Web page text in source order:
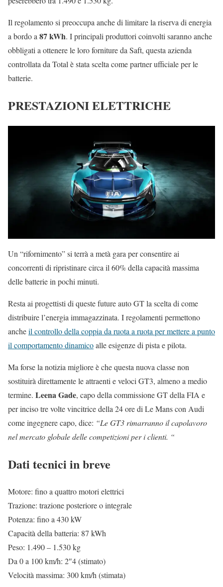
Il regolamento si preoccupa anche di limitare la riserva di energia
a bordo a 87 kWh. I principali produttori coinvolti saranno anche
obbligati a ottenere le loro forniture da Saft, questa azienda
controllata da Total è stata scelta come partner ufficiale per le
batterie.
PRESTAZIONI ELETTRICHE
Un “rifornimento” si terrà a metà gara per consentire ai
concorrenti di ripristinare circa il 60% della capacità massima
delle batterie in pochi minuti.
Resta ai progettisti di queste future auto GT la scelta di come
distribuire l’energia immagazzinata. I regolamenti permettono
ancheil controllo della coppia da ruota a ruota per mettere a punto
il comportamento dinamicoalle esigenze di pista e pilota.
Ma forse la notizia migliore è che questa nuova classe non
sostituirà direttamente le attraenti e veloci GT3, almeno a medio
termine. Leena Gade, capo della commissione GT della FIA e
per inciso tre volte vincitrice della 24 ore di Le Mans con Audi
come ingegnere capo, dice: “Le GT3 rimarranno il capolavoro
nel mercato globale delle competizioni per i clienti. “
Dati tecnici in breve
Motore: fino a quattro motori elettrici
Trazione: trazione posteriore o integrale
Potenza: fino a 430 kW
Capacità della batteria: 87 kWh
Peso: 1.490 – 1.530 kg
Da 0 a 100 km/h: 2″4 (stimato)
Velocità massima: 300 km/h (stimata)